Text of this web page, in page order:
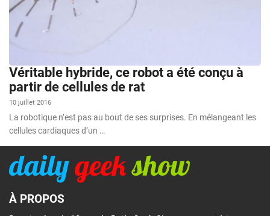
Véritable hybride, ce robot a été conçu à
partir de cellules de rat
10 juillet 2016
La robotique n’est pas au bout de ses surprises. En mélangeant les
cellules cardiaques d’un …
À PROPOS